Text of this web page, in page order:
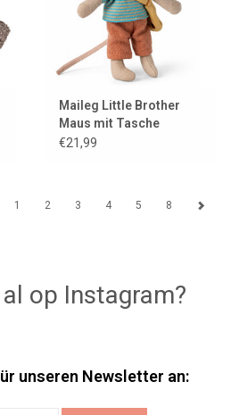
Maileg Little Brother
Maus mit Tasche
€21,99
1 2 3 4 5 8
op Instagram?
unseren Newsletter an: